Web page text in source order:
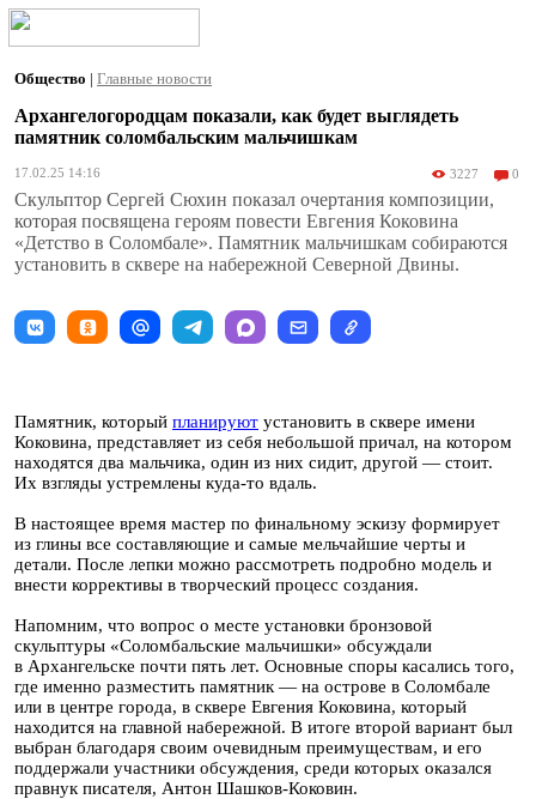
Общество | Главные новости
Архангелогородцам показали, как будет выглядеть
памятник соломбальским мальчишкам
17.02.25 14:16 3227 0
Скульптор Сергей Сюхин показал очертания композиции,
которая посвящена героям повести Евгения Коковина
«Детство в Соломбале». Памятник мальчишкам собираются
установить в сквере на набережной Северной Двины.
Памятник, который планируют установить в сквере имени
Коковина, представляет из себя небольшой причал, на котором
находятся два мальчика, один из них сидит, другой — стоит.
Их взгляды устремлены куда-то вдаль.
В настоящее время мастер по финальному эскизу формирует
из глины все составляющие и самые мельчайшие черты и
детали. После лепки можно рассмотреть подробно модель и
внести коррективы в творческий процесс создания.
Напомним, что вопрос о месте установки бронзовой
скульптуры «Соломбальские мальчишки» обсуждали
в Архангельске почти пять лет. Основные споры касались того,
где именно разместить памятник — на острове в Соломбале
или в центре города, в сквере Евгения Коковина, который
находится на главной набережной. В итоге второй вариант был
выбран благодаря своим очевидным преимуществам, и его
поддержали участники обсуждения, среди которых оказался
правнук писателя, Антон Шашков-Коковин.